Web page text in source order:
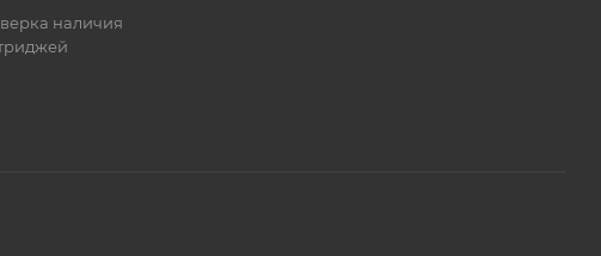
наличия